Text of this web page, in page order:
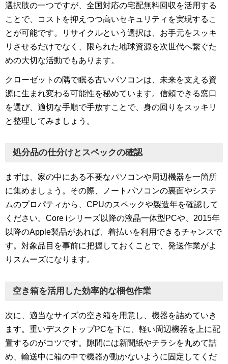
選択肢の一つですが、全国対応の宅配無料回収を活用する
ことで、コストを抑えつつ高いセキュリティを実現するこ
とが可能です。リサイクルという選択は、お手元をスッキ
リさせるだけでなく、限られた地球資源を次世代へ繋ぐた
めの大切な活動でもあります。
クローゼットの隅で眠る古いパソコンは、未来を支える資
源に生まれ変わる可能性を秘めています。信頼できる窓口
を選び、適切な手順で手放すことで、身の回りをスッキリ
と整理してみましょう。
処分品の仕分けとスペックの確認
まずは、家の中にある不要なパソコンや周辺機器を一箇所
に集めましょう。その際、ノートパソコンの裏面やシステ
ムのプロパティから、CPUのスペックや製造年を確認して
ください。Core iシリーズ以降の液晶一体型PCや、2015年
以降のApple製品があれば、着払いを利用できるチャンスで
す。対象品目を事前に把握しておくことで、発送作業がよ
りスムーズになります。
空き箱を活用した効率的な梱包作業
次に、適当なサイズの空き箱を用意し、機器を詰めていき
ます。重いデスクトップPCを下に、軽い周辺機器を上に配
置するのがコツです。隙間には新聞紙やチラシを丸めて詰
め、輸送中に箱の中で機器が動かないように固定してくだ